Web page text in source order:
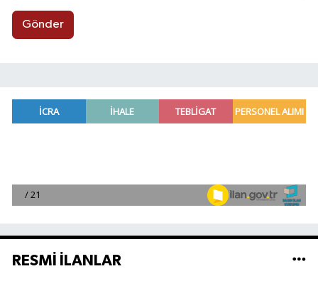
Gönder
RESMİ İLANLAR